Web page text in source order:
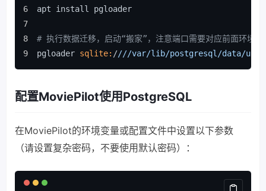
apt install pgloader
# 执行数据迁移，启动“搬家”，注意端口需要对应前面环境
pgloader sqlite: ////var/lib/postgresql/data/
配置MoviePilot使用PostgreSQL
在MoviePilot的环境变量或配置文件中设置以下参数
（请设置复杂密码，不要使用默认密码）：